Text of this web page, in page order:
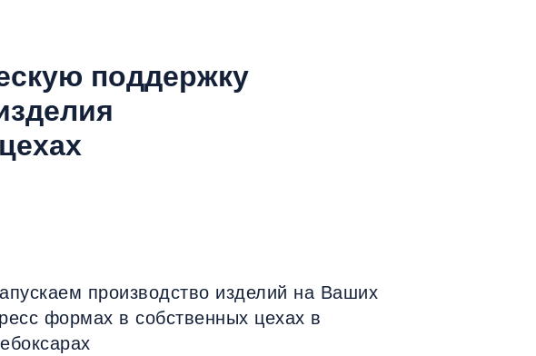
поддержку
производство изделий на Ваших
формах в собственных цехах в